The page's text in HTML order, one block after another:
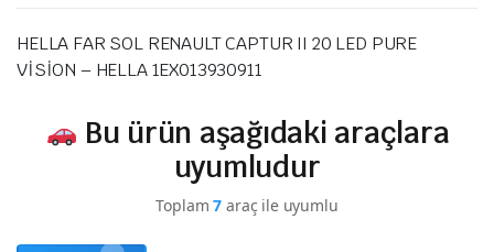
HELLA FAR SOL RENAULT CAPTUR II 20 LED PURE
VİSİON – HELLA 1EX013930911
Bu ürün aşağıdaki araçlara
uyumludur
Toplam7 araç ile uyumlu